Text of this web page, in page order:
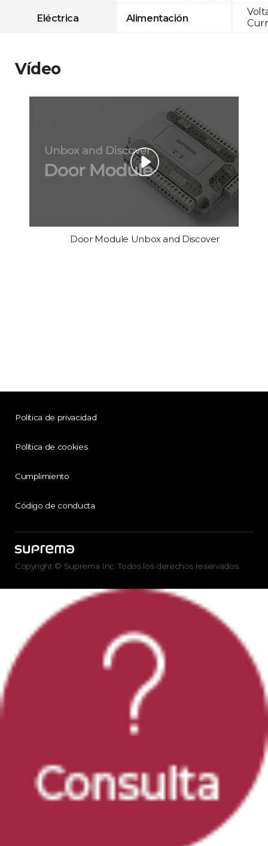
Eléctrica Alimentación
Vídeo
Door Module Unbox and Discover
Política de privacidad
Política de cookies
Cumplimiento
Código de conducta
Copyright © Suprema Inc. Todos los derechos reservados.